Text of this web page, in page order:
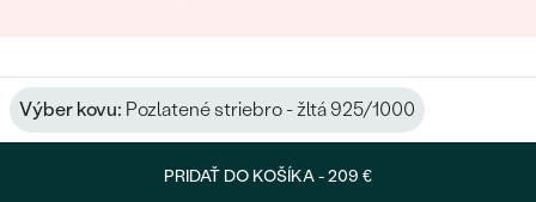
Výber kovu: Pozlatené striebro - žltá 925/1000
PRIDAŤ DO KOŠÍKA -209 €